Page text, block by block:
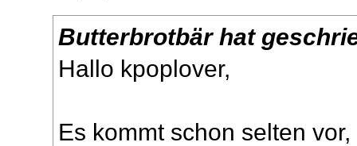
Butterbrotbär hat
Hallo kpoplover,
Es kommt schon selten